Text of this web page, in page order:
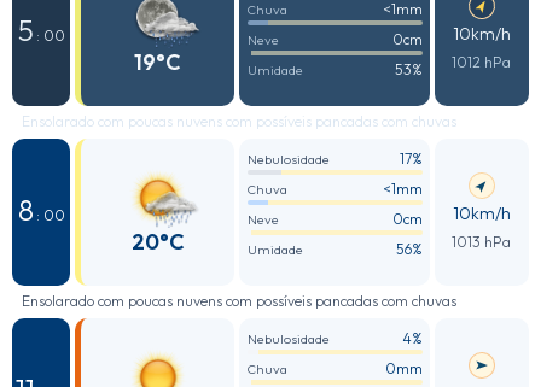
5 : 00
19°C
Chuva <1mm
Neve 0cm
Umidade 53%
10km/h
1012 hPa
Ensolarado com poucas nuvens com possíveis pancadas com chuvas
8 : 00
20°C
Nebulosidade 17%
Chuva <1mm
Neve 0cm
Umidade 56%
10km/h
1013 hPa
Ensolarado com poucas nuvens com possíveis pancadas com chuvas
Nebulosidade 4%
Chuva 0mm